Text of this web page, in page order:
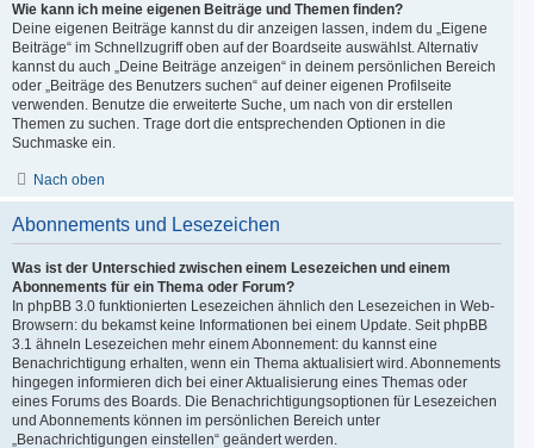
Wie kann ich meine eigenen Beiträge und Themen finden?
Deine eigenen Beiträge kannst du dir anzeigen lassen, indem du „Eigene
Beiträge“ im Schnellzugriff oben auf der Boardseite auswählst. Alternativ
kannst du auch „Deine Beiträge anzeigen“ in deinem persönlichen Bereich
oder „Beiträge des Benutzers suchen“ auf deiner eigenen Profilseite
verwenden. Benutze die erweiterte Suche, um nach von dir erstellen
Themen zu suchen. Trage dort die entsprechenden Optionen in die
Suchmaske ein.
Nach oben
Abonnements und Lesezeichen
Was ist der Unterschied zwischen einem Lesezeichen und einem
Abonnements für ein Thema oder Forum?
In phpBB 3.0 funktionierten Lesezeichen ähnlich den Lesezeichen in Web-
Browsern: du bekamst keine Informationen bei einem Update. Seit phpBB
3.1 ähneln Lesezeichen mehr einem Abonnement: du kannst eine
Benachrichtigung erhalten, wenn ein Thema aktualisiert wird. Abonnements
hingegen informieren dich bei einer Aktualisierung eines Themas oder
eines Forums des Boards. Die Benachrichtigungsoptionen für Lesezeichen
und Abonnements können im persönlichen Bereich unter
„Benachrichtigungen einstellen“ geändert werden.